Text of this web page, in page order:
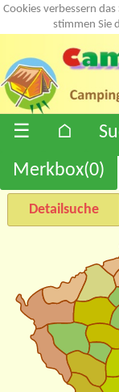
Cookies verbessern
stimmen Sie
☰ ⌂
Merkbox(0)
Detailsuche